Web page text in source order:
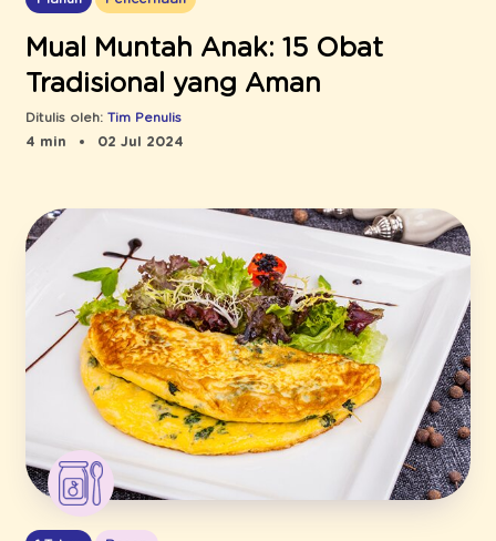
Mual Muntah Anak: 15 Obat
Tradisional yang Aman
Ditulis oleh: Tim Penulis
4 min
02 Jul 2024